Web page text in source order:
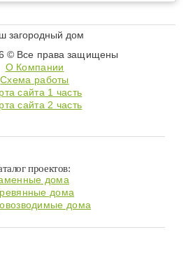
© Все права защищены
О Компании
Схема работы
сайта 1 часть
сайта 2 часть
проектов:
дома
дома
дома